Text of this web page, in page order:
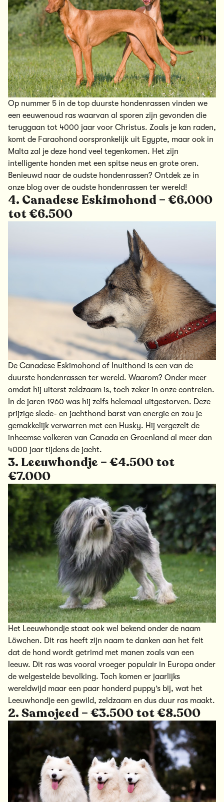
Op nummer 5 in de top duurste hondenrassen vinden we
een eeuwenoud ras waarvan al sporen zijn gevonden die
teruggaan tot 4000 jaar voor Christus. Zoals je kan raden,
komt de Faraohond oorspronkelijk uit Egypte, maar ook in
Malta zal je deze hond veel tegenkomen. Het zijn
intelligente honden met een spitse neus en grote oren.
Benieuwd naar de oudste hondenrassen? Ontdek ze in
onze blog over de oudste hondenrassen ter wereld!
4. Canadese Eskimohond – €6.000
tot €6.500
De Canadese Eskimohond of Inuithond is een van de
duurste hondenrassen ter wereld. Waarom? Onder meer
omdat hij uiterst zeldzaam is, toch zeker in onze contreien.
In de jaren 1960 was hij zelfs helemaal uitgestorven. Deze
prijzige slede- en jachthond barst van energie en zou je
gemakkelijk verwarren met een Husky. Hij vergezelt de
inheemse volkeren van Canada en Groenland al meer dan
4000 jaar tijdens de jacht.
3. Leeuwhondje – €4.500 tot
€7.000
Het Leeuwhondje staat ook wel bekend onder de naam
Löwchen. Dit ras heeft zijn naam te danken aan het feit
dat de hond wordt getrimd met manen zoals van een
leeuw. Dit ras was vooral vroeger populair in Europa onder
de welgestelde bevolking. Toch komen er jaarlijks
wereldwijd maar een paar honderd puppy’s bij, wat het
Leeuwhondje een gewild, zeldzaam en dus duur ras maakt.
2. Samojeed – €3.500 tot €8.500